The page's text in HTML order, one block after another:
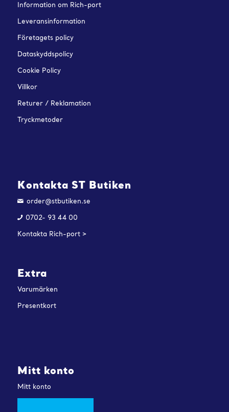
Information om Rich-port
Leveransinformation
Företagets policy
Dataskyddspolicy
Cookie Policy
Villkor
Returer / Reklamation
Tryckmetoder
Kontakta ST Butiken
order@stbutiken.se
0702- 93 44 00
Kontakta Rich-port >
Extra
Varumärken
Presentkort
Mitt konto
Mitt konto